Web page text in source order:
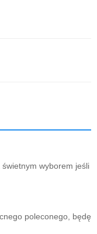
wyborem jeśli
poleconego, będę